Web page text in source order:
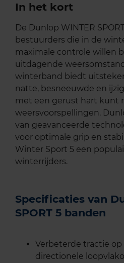
In het kort
De Dunlop WINTER
bestuurders die in de
maximale controle willen
uitdagende
winterband biedt
natte, besneeuwde en
met een gerust hart kunt
weersvoorspellingen.
van geavanceerde
voor optimale grip en
Winter Sport 5 een
winterrijders.
Specificaties van
SPORT 5 banden
Verbeterde tractie
directionele